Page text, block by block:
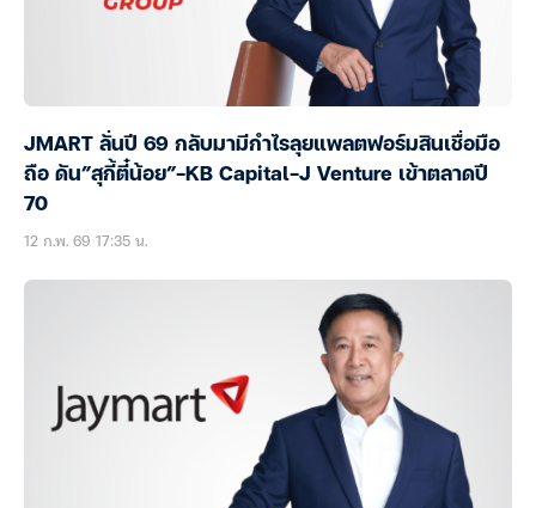
JMART ลั่นปี 69 กลับมามีกำไรลุยแพลตฟอร์มสินเชื่อมือ
ถือ ดัน”สุกี้ตี๋น้อย”-KB Capital-J Venture เข้าตลาดปี
70
12 ก.พ. 69 17:35 น.